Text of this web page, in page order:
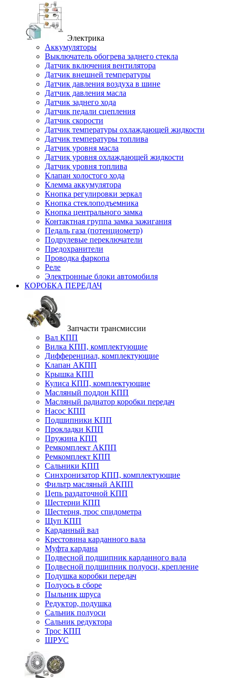
Электрика
Аккумуляторы
Выключатель обогрева заднего стекла
Датчик включения вентилятора
Датчик внешней температуры
Датчик давления воздуха в шине
Датчик давления масла
Датчик заднего хода
Датчик педали сцепления
Датчик скорости
Датчик температуры охлаждающей жидкости
Датчик температуры топлива
Датчик уровня масла
Датчик уровня охлаждающей жидкости
Датчик уровня топлива
Клапан холостого хода
Клемма аккумулятора
Кнопка регулировки зеркал
Кнопка стеклоподъемника
Кнопка центрального замка
Контактная группа замка зажигания
Педаль газа (потенциометр)
Подрулевые переключатели
Предохранители
Проводка фаркопа
Реле
Электронные блоки автомобиля
КОРОБКА ПЕРЕДАЧ
Запчасти трансмиссии
Вал КПП
Вилка КПП, комплектующие
Дифференциал, комплектующие
Клапан АКПП
Крышка КПП
Кулиса КПП, комплектующие
Масляный поддон КПП
Масляный радиатор коробки передач
Насос КПП
Подшипники КПП
Прокладки КПП
Пружина КПП
Ремкомплект АКПП
Ремкомплект КПП
Сальники КПП
Синхронизатор КПП, комплектующие
Фильтр масляный АКПП
Цепь раздаточной КПП
Шестерни КПП
Шестерня, трос спидометра
Щуп КПП
Карданный вал
Крестовина карданного вала
Муфта кардана
Подвесной подшипник карданного вала
Подвесной подшипник полуоси, крепление
Подушка коробки передач
Полуось в сборе
Пыльник шруса
Редуктор, подушка
Сальник полуоси
Сальник редуктора
Трос КПП
ШРУС